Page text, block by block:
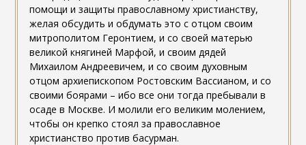
помощи и защиты православному христианству,
желая обсудить и обдумать это с отцом своим
митрополитом Геронтием, и со своей матерью
великой княгиней Марфой, и своим дядей
Михаилом Андреевичем, и со своим духовным
отцом архиепископом Ростовским Вассианом, и со
своими боярами – ибо все они тогда пребывали в
осаде в Москве. И молили его великим молением,
чтобы он крепко стоял за православное
христианство против басурман.